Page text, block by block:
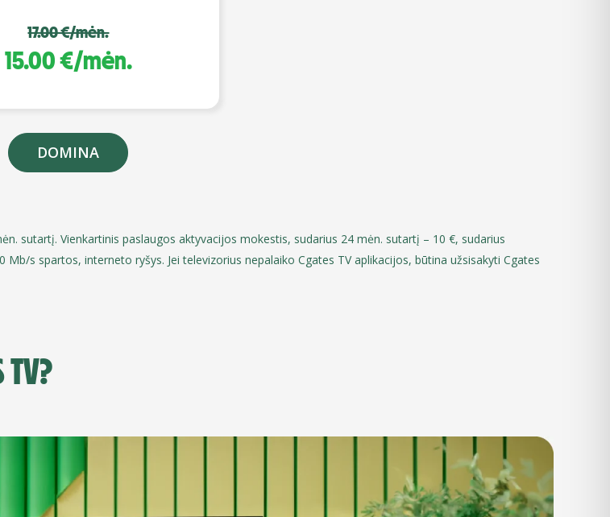
17.00 €/mėn.
15.00 €/mėn.
DOMINA
sutartį. Vienkartinis paslaugos aktyvacijos mokestis, sudarius 24 mėn. sutartį – 10 €, sudarius
Mb/s spartos, interneto ryšys. Jei televizorius nepalaiko Cgates TV aplikacijos, būtina užsisakyti Cgates